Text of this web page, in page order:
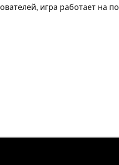
игра работает на